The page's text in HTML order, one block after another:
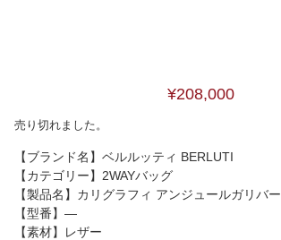
¥208,000
売り切れました。
【ブランド名】ベルルッティ BERLUTI
【カテゴリー】2WAYバッグ
【製品名】カリグラフィ アンジュールガリバー
【型番】―
【素材】レザー